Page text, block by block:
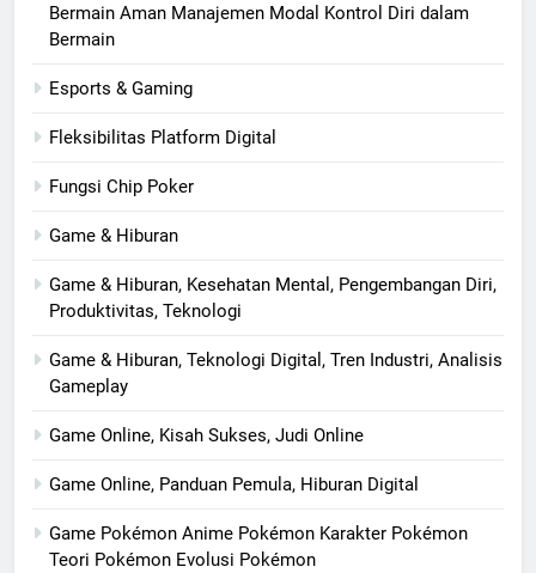
Bermain Aman Manajemen Modal Kontrol Diri dalam
Bermain
Esports & Gaming
Fleksibilitas Platform Digital
Fungsi Chip Poker
Game & Hiburan
Game & Hiburan, Kesehatan Mental, Pengembangan Diri,
Produktivitas, Teknologi
Game & Hiburan, Teknologi Digital, Tren Industri, Analisis
Gameplay
Game Online, Kisah Sukses, Judi Online
Game Online, Panduan Pemula, Hiburan Digital
Game Pokémon Anime Pokémon Karakter Pokémon
Teori Pokémon Evolusi Pokémon